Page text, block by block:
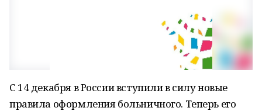
С 14 декабря в России вступили в силу новые
правила оформления больничного. Теперь его